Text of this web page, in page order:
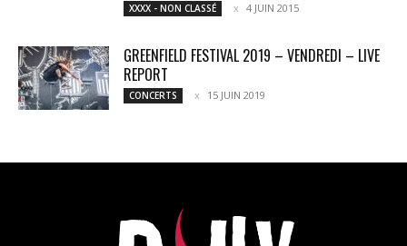
XXXX - NON CLASSÉ 4 JUIN 2015
GREENFIELD FESTIVAL 2019 – VENDREDI – LIVE
REPORT
CONCERTS 15 JUIN 2019